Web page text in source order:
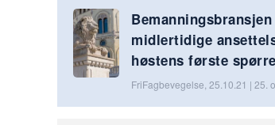
midlertidige
høstens første
FriFagbevegelse, 25.10.21 | 25.